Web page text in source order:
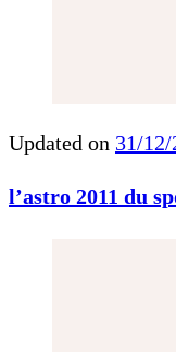
Updated on 31/12/
l’astro 2011 du